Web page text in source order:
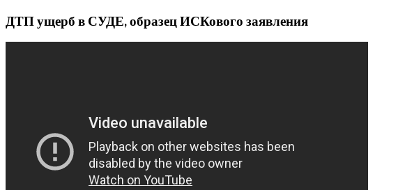
ДТП ущерб в СУДЕ, образец ИСКового заявления